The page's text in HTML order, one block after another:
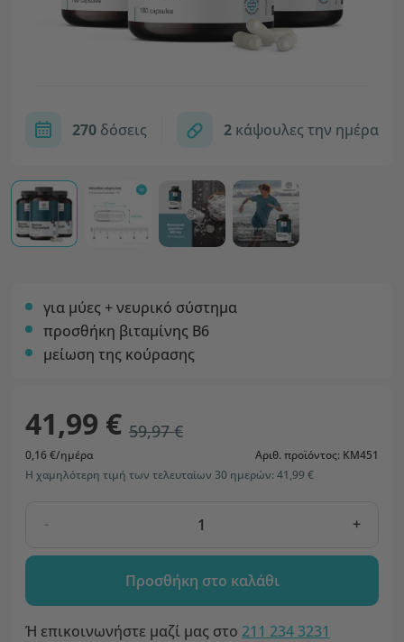
270 δόσεις 2 κάψουλες την ημέρα
για μύες + νευρικό σύστημα
προσθήκη βιταμίνης Β6
μείωση της κούρασης
41,99 € 59,97 €
0,16 €/ημέρα
Αριθ. προϊόντος: KM451
Η χαμηλότερη τιμή των τελευταίων 30 ημερών: 41,99 €
- +
Προσθήκη στο καλάθι
Ή επικοινωνήστε μαζί μας στο 211 234 3231